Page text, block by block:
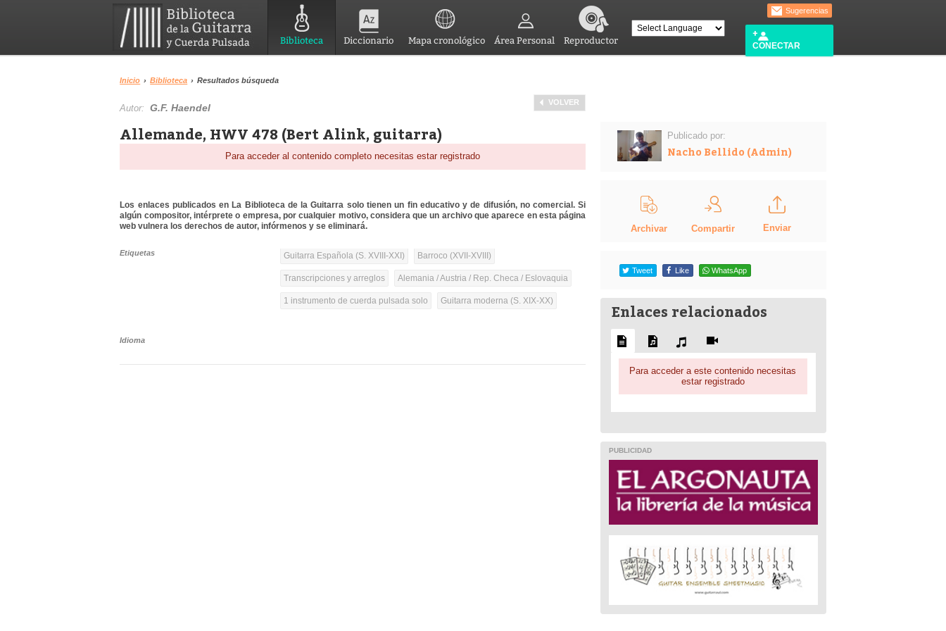
Biblioteca Diccionario Mapa cronológico Área Personal Reproductor
Sugerencias
CONECTAR
Inicio › Biblioteca › Resultados búsqueda
VOLVER
Autor:G.F. Haendel
Allemande, HWV 478 (Bert Alink, guitarra)
Para acceder al contenido completo necesitas estar registrado
Los enlaces publicados en La Biblioteca de la Guitarra solo tienen un fin educativo y de difusión, no comercial. Si
algún compositor, intérprete o empresa, por cualquier motivo, considera que un archivo que aparece en esta página
web vulnera los derechos de autor, infórmenos y se eliminará.
Etiquetas Guitarra Española (S. XVIII-XXI) Barroco (XVII-XVIII)
Transcripciones y arreglos Alemania / Austria / Rep. Checa / Eslovaquia
1 instrumento de cuerda pulsada solo Guitarra moderna (S. XIX-XX)
Idioma
Publicado por:
Nacho Bellido (Admin)
Archivar Compartir Enviar
Tweet Like WhatsApp
Enlaces relacionados
Para acceder a este contenido necesitas
estar registrado
PUBLICIDAD